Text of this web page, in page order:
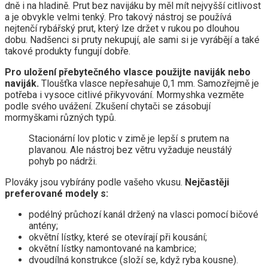
dně i na hladině. Prut bez navijáku by měl mít nejvyšší citlivost
a je obvykle velmi tenký. Pro takový nástroj se používá
nejtenčí rybářský prut, který lze držet v rukou po dlouhou
dobu. Nadšenci si pruty nekupují, ale sami si je vyrábějí a také
takové produkty fungují dobře.
Pro uložení přebytečného vlasce použijte naviják nebo
naviják. Tloušťka vlasce nepřesahuje 0,1 mm. Samozřejmě je
potřeba i vysoce citlivé přikyvování. Mormyshka vezměte
podle svého uvážení. Zkušení chytači se zásobují
mormyškami různých typů.
Stacionární lov plotic v zimě je lepší s prutem na
plavanou. Ale nástroj bez větru vyžaduje neustálý
pohyb po nádrži.
Plováky jsou vybírány podle vašeho vkusu. Nejčastěji
preferované modely s:
podélný průchozí kanál držený na vlasci pomocí bičové
antény;
okvětní lístky, které se otevírají při kousání;
okvětní lístky namontované na kambrice;
dvoudílná konstrukce (složí se, když ryba kousne).